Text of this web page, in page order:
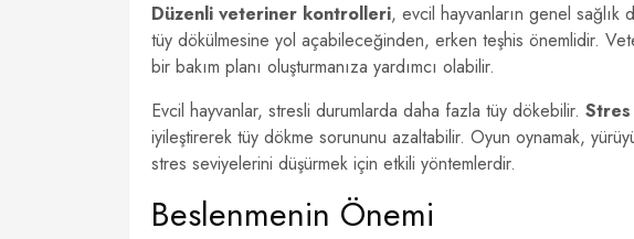
Düzenli veteriner kontrolleri, evcil hayvanların genel sağlık
tüy dökülmesine yol açabileceğinden, erken teşhis önemlidir.
bir bakım planı oluşturmanıza yardımcı olabilir.
Evcil hayvanlar, stresli durumlarda daha fazla tüy dökebilir.
iyileştirerek tüy dökme sorununu azaltabilir. Oyun oynamak,
stres seviyelerini düşürmek için etkili yöntemlerdir.
Beslenmenin Önemi